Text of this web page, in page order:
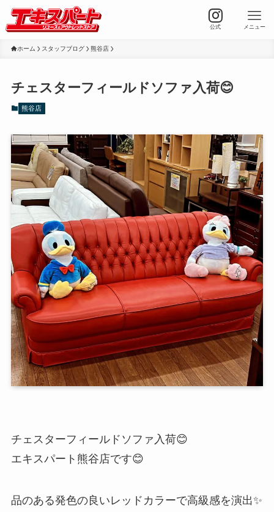
公式 メニュー
ホーム スタッフブログ 熊谷店
チェスターフィールドソファ入荷😊
熊谷店
チェスターフィールドソファ入荷😊
エキスパート熊谷店です😊
品のある発色の良いレッドカラーで高級感を演出✨